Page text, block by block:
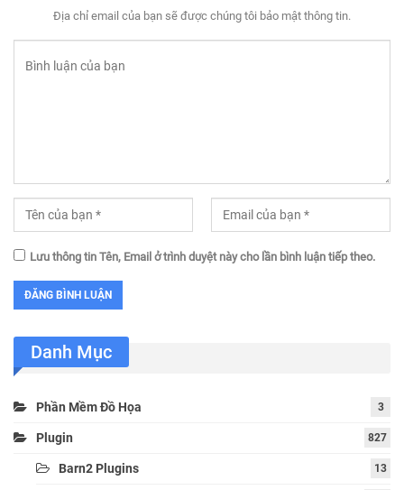
Địa chỉ email của bạn sẽ được chúng tôi bảo mật thông tin.
Lưu thông tin Tên, Email ở trình duyệt này cho lần bình luận tiếp theo.
Danh Mục
Phần Mềm Đồ Họa 3
Plugin 827
Barn2 Plugins 13